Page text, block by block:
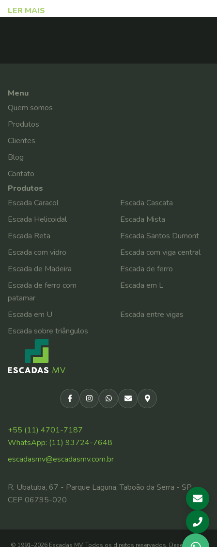
LER MAIS
Menu
Quem somos
Produtos
Clientes
Blog
Contato
Produtos
Escada Caracol
Escada Cascata
Escada Helicoidal
Escada Mista
Escada Reta
Escada Santos Dumont
Escada com vidro
Escada com viga central
Escada de Madeira
Escada de ferro
Escada de ferro com
patamar
Escada em L
Escada em U
Escada entre vigas
Escada sobre triângulos
+55 (11) 4701-7187
WhatsApp: (11) 93724-7648
escadasmv@escadasmv.com.br
R. Ubatuba, 67 - Parque Laguna, Taboão da Serra - SP,
CEP 06795-020
© 1991–2026 Escadas MV. Todos os direitos reservados. Desenvolvido